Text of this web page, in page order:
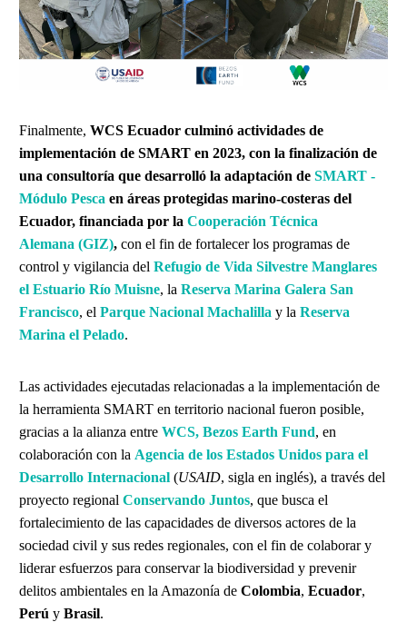
Finalmente, WCS Ecuador culminó actividades de
implementación de SMART en 2023, con la finalización de
una consultoría que desarrolló la adaptación de SMART -
Módulo Pesca en áreas protegidas marino-costeras del
Ecuador, financiada por la Cooperación Técnica
Alemana (GIZ), con el fin de fortalecer los programas de
control y vigilancia del Refugio de Vida Silvestre Manglares
el Estuario Río Muisne, la Reserva Marina Galera San
Francisco, el Parque Nacional Machalilla y la Reserva
Marina el Pelado.
Las actividades ejecutadas relacionadas a la implementación de
la herramienta SMART en territorio nacional fueron posible,
gracias a la alianza entre WCS, Bezos Earth Fund, en
colaboración con la Agencia de los Estados Unidos para el
Desarrollo Internacional (USAID, sigla en inglés), a través del
proyecto regional Conservando Juntos, que busca el
fortalecimiento de las capacidades de diversos actores de la
sociedad civil y sus redes regionales, con el fin de colaborar y
liderar esfuerzos para conservar la biodiversidad y prevenir
delitos ambientales en la Amazonía de Colombia, Ecuador,
Perú y Brasil.